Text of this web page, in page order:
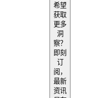
希望
获取
更多
洞
察？
即刻
订
阅，
最新
资讯